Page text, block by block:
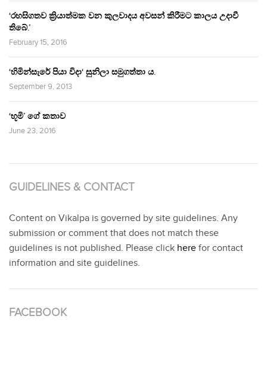
‘රහසිගතව ක්‍රියාත්මක වන කුලවාදය අවසන් කිරීමට කාලය උදාවී
තිබේ.’
February 15, 2016
‘හිමින්සැරේ පියා විදා‘ සුනිලා සමුගත්තා ය.
September 9, 2013
‘භූමි’ ගේ කතාව
June 23, 2016
GUIDELINES & CONTACT
Content on Vikalpa is governed by site guidelines. Any
submission or comment that does not match these
guidelines is not published. Please click here for contact
information and site guidelines.
FACEBOOK